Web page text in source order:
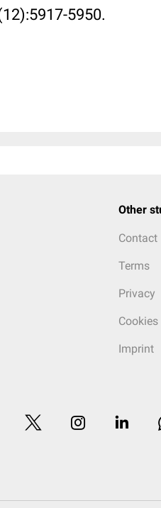
5950.
Other
Contact
Terms
Privacy
Cookies
Imprint